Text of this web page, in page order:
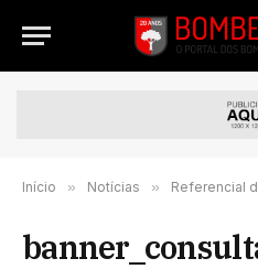
Início » Notícias » Referencial de Educação